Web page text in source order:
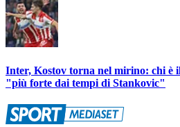
Inter, Kostov torna nel mirino: chi è
"più forte dai tempi di Stankovic"